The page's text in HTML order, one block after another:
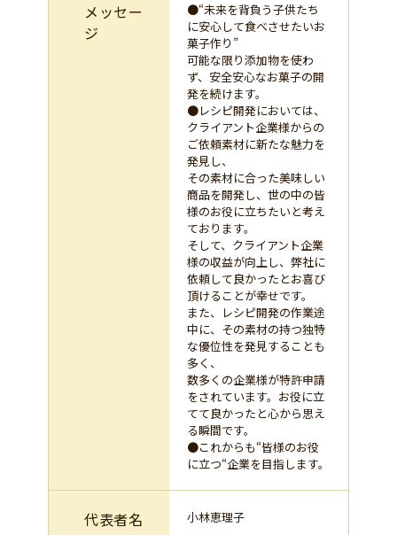
メッセー
ジ
●“未来を背負う子供たち
に安心して食べさせたいお
菓子作り”
可能な限り添加物を使わ
ず、安全安心なお菓子の開
発を続けます。
●レシピ開発においては、
クライアント企業様からの
ご依頼素材に新たな魅力を
発見し、
その素材に合った美味しい
商品を開発し、世の中の皆
様のお役に立ちたいと考え
ております。
そして、クライアント企業
様の収益が向上し、弊社に
依頼して良かったとお喜び
頂けることが幸せです。
また、レシピ開発の作業途
中に、その素材の持つ独特
な優位性を発見することも
多く、
数多くの企業様が特許申請
をされています。お役に立
てて良かったと心から思え
る瞬間です。
●これからも“皆様のお役
に立つ“企業を目指します。
代表者名 小林恵理子